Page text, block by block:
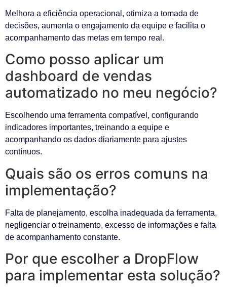
Melhora a eficiência operacional, otimiza a tomada de
decisões, aumenta o engajamento da equipe e facilita o
acompanhamento das metas em tempo real.
Como posso aplicar um
dashboard de vendas
automatizado no meu negócio?
Escolhendo uma ferramenta compatível, configurando
indicadores importantes, treinando a equipe e
acompanhando os dados diariamente para ajustes
contínuos.
Quais são os erros comuns na
implementação?
Falta de planejamento, escolha inadequada da ferramenta,
negligenciar o treinamento, excesso de informações e falta
de acompanhamento constante.
Por que escolher a DropFlow
para implementar esta solução?